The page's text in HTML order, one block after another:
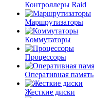
Контроллеры Raid
Маршрутизаторы
Коммутаторы
Процессоры
Оперативная память
Жесткие диски